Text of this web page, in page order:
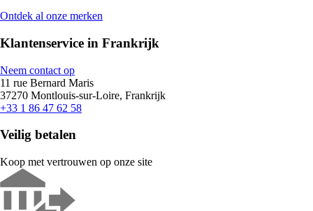
Ontdek al onze merken
Klantenservice in Frankrijk
Neem contact op
11 rue Bernard Maris
37270 Montlouis-sur-Loire, Frankrijk
+33 1 86 47 62 58
Veilig betalen
Koop met vertrouwen op onze site